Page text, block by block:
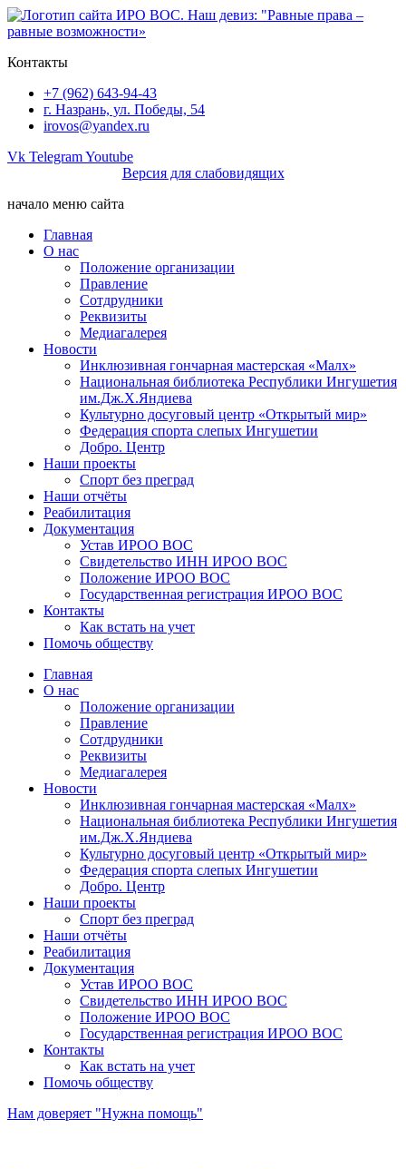
Перейти
к
Контакты
+7 (962) 643-94-43
г. Назрань, ул. Победы, 54
irovos@yandex.ru
Vk TelegramYoutube
Версия для слабовидящих
начало меню сайта
Главная
О нас
Положение организации
Правление
Сотдрудники
Реквизиты
Медиагалерея
Новости
Инклюзивная гончарная мастерская «Малх»
Национальная библиотека Республики Ингушетия
им.Дж.Х.Яндиева
Культурно досуговый центр «Открытый мир»
Федерация спорта слепых Ингушетии
Добро. Центр
Наши проекты
Спорт без преград
Наши отчёты
Реабилитация
Документация
Устав ИРОО ВОС
Свидетельство ИНН ИРОО ВОС
Положение ИРОО ВОС
Государственная регистрация ИРОО ВОС
Контакты
Как встать на учет
Помочь обществу
Главная
О нас
Положение организации
Правление
Сотдрудники
Реквизиты
Медиагалерея
Новости
Инклюзивная гончарная мастерская «Малх»
Национальная библиотека Республики Ингушетия
им.Дж.Х.Яндиева
Культурно досуговый центр «Открытый мир»
Федерация спорта слепых Ингушетии
Добро. Центр
Наши проекты
Спорт без преград
Наши отчёты
Реабилитация
Документация
Устав ИРОО ВОС
Свидетельство ИНН ИРОО ВОС
Положение ИРОО ВОС
Государственная регистрация ИРОО ВОС
Контакты
Как встать на учет
Помочь обществу
Нам доверяет "Нужна помощь"